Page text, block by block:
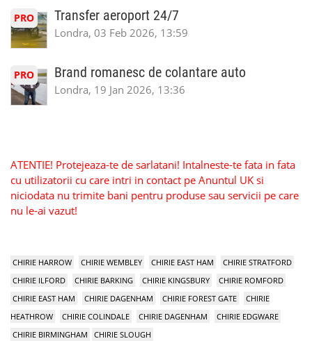
PRO Transfer aeroport 24/7
Londra, 03 Feb 2026, 13:59
PRO Brand romanesc de colantare auto
Londra, 19 Jan 2026, 13:36
ATENTIE! Protejeaza-te de sarlatani! Intalneste-te fata in fata
cu utilizatorii cu care intri in contact pe Anuntul UK si
niciodata nu trimite bani pentru produse sau servicii pe care
nu le-ai vazut!
CHIRIE HARROW CHIRIE WEMBLEY CHIRIE EAST HAM
CHIRIE STRATFORD
CHIRIE ILFORD
CHIRIE BARKING CHIRIE KINGSBURY
CHIRIE ROMFORD
CHIRIE EAST HAM
CHIRIE DAGENHAM CHIRIE FOREST GATE
CHIRIE
HEATHROW
CHIRIE COLINDALE CHIRIE DAGENHAM
CHIRIE EDGWARE
CHIRIE BIRMINGHAM
CHIRIE SLOUGH